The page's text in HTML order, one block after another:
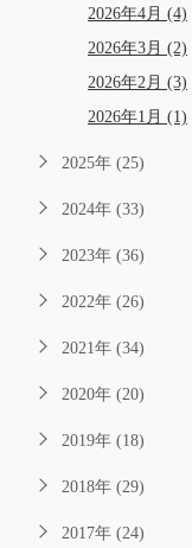
2026年4月 (4)
2026年3月 (2)
2026年2月 (3)
2026年1月 (1)
2025年 (25)
2024年 (33)
2023年 (36)
2022年 (26)
2021年 (34)
2020年 (20)
2019年 (18)
2018年 (29)
2017年 (24)